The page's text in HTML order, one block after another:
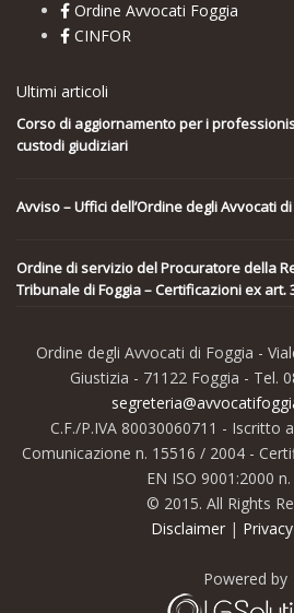
Ordine Avvocati Foggia
CINFOR
Ultimi articoli
Corso di aggiornamento per i
custodi giudiziari
Avviso – Uffici dell’Ordine degli Avvocati
Ordine di servizio del Procuratore della
Tribunale di Foggia – Certificazioni ex art.
Ordine degli Avvocati di Foggia -
Giustizia - 71122 Foggia - Tel.
C.F./P.IVA 80030060711 - Iscritto
Comunicazione n. 15516 / 2004 -
EN ISO 9001:2000
© 2015. All Rights
Disclaimer |
Powered by